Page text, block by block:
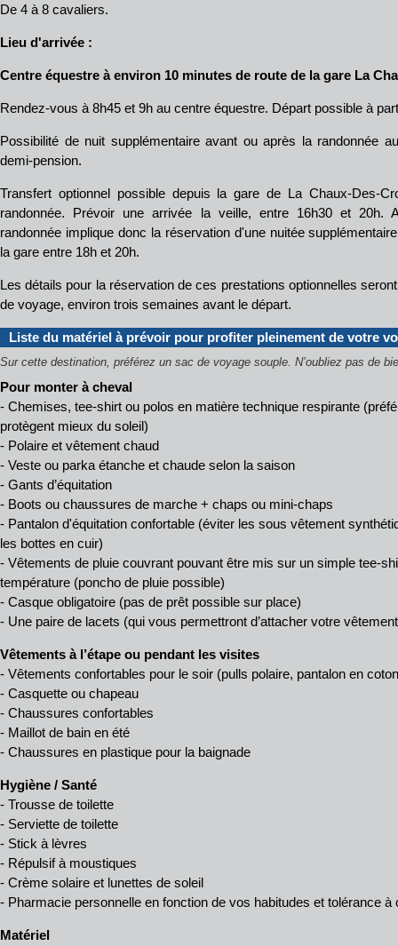
De 4 à 8 cavaliers.
Lieu d'arrivée :
Centre équestre à environ 10 minutes de route de la gare La
Rendez-vous à 8h45 et 9h au centre équestre. Départ possible à
Possibilité de nuit supplémentaire avant ou après la randonnée
demi-pension.
Transfert optionnel possible depuis la gare de La Chaux-Des-
randonnée. Prévoir une arrivée la veille, entre 16h30 et 20h.
randonnée implique donc la réservation d'une nuitée
la gare entre 18h et 20h.
Les détails pour la réservation de ces prestations optionnelles
de voyage, environ trois semaines avant le départ.
Liste du matériel à prévoir pour profiter pleinement de votre
Sur cette destination, préférez un sac de voyage souple. N’oubliez pas de
Pour monter à cheval
- Chemises, tee-shirt ou polos en matière technique respirante
protègent mieux du soleil)
- Polaire et vêtement chaud
- Veste ou parka étanche et chaude selon la saison
- Gants d’équitation
- Boots ou chaussures de marche + chaps ou mini-chaps
- Pantalon d'équitation confortable (éviter les sous vêtement
les bottes en cuir)
- Vêtements de pluie couvrant pouvant être mis sur un simple tee-
température (poncho de pluie possible)
- Casque obligatoire (pas de prêt possible sur place)
- Une paire de lacets (qui vous permettront d’attacher votre
Vêtements à l’étape ou pendant les visites
- Vêtements confortables pour le soir (pulls polaire, pantalon en
- Casquette ou chapeau
- Chaussures confortables
- Maillot de bain en été
- Chaussures en plastique pour la baignade
Hygiène / Santé
- Trousse de toilette
- Serviette de toilette
- Stick à lèvres
- Répulsif à moustiques
- Crème solaire et lunettes de soleil
- Pharmacie personnelle en fonction de vos habitudes et tolérance
Matériel